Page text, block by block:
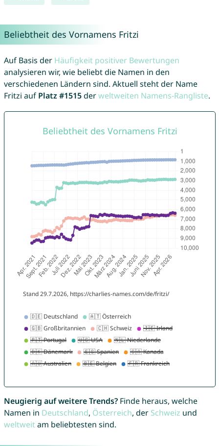
Beliebtheit des Vornamens Fritzi
Auf Basis der Häufigkeit positiver Bewertungen
analysieren wir, wie beliebt die Namen in den
verschiedenen Ländern sind. Aktuell steht der Name
Fritzi auf Platz #1515derweltweiten Namens-Rangliste.
Neugierig auf weitere Trends?Finde heraus, welche
Namen in Deutschland, Österreich, der Schweiz und
weltweitam beliebtesten sind.